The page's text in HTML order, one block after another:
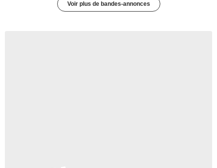
Voir plus de bandes-annonces